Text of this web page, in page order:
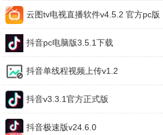
云图tv电视直播软件v4.5.2 官方pc版
抖音pc电脑版3.5.1下载
抖音单线程视频上传v1.2
抖音v3.3.1官方正式版
抖音极速版v24.6.0